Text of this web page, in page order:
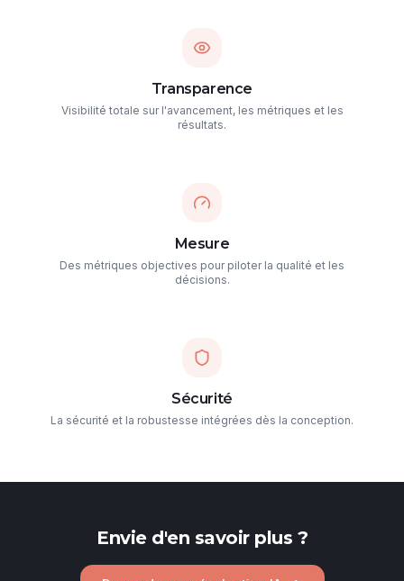
Transparence
Visibilité totale sur l'avancement, les métriques et les
résultats.
Mesure
Des métriques objectives pour piloter la qualité et les
décisions.
Sécurité
La sécurité et la robustesse intégrées dès la conception.
Envie d'en savoir plus ?